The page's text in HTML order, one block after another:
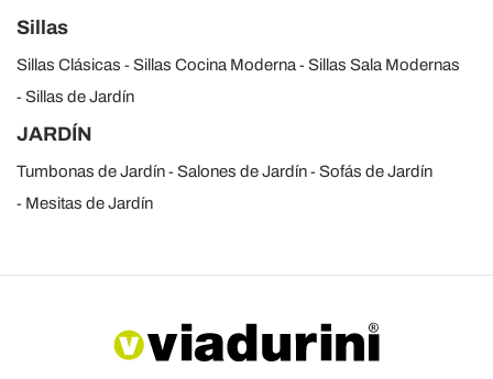
Sillas
Sillas Clásicas Sillas Cocina Moderna
Sillas Sala Modernas
Sillas de Jardín
JARDÍN
Tumbonas de Jardín Salones de Jardín
Sofás de Jardín
Mesitas de Jardín